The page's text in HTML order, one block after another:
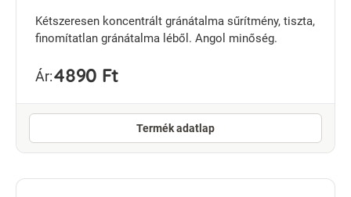
Kétszeresen koncentrált gránátalma sűrítmény, tiszta,
finomítatlan gránátalma léből. Angol minőség.
Ár:4890 Ft
Termék adatlap